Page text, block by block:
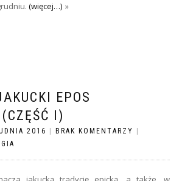
(więcej…)
EPOS
I)
2016 BRAK KOMENTARZY